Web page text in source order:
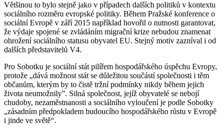
Většinou to bylo stejně jako v případech dalších politiků v kontextu
sociálního rozměru evropské politiky. Během Pražské konference o
sociální Evropě v září 2015 například hovořil o nutnosti garantovat,
že výdaje spojené se zvládáním migrační krize nebudou znamenat
ohrožení sociálního statusu obyvatel EU. Stejný motiv zazníval i od
dalších představitelů V4.
Pro Sobotku je sociální stát pilířem hospodářského úspěchu Evropy,
protože „dává možnost stát se důležitou součástí společnosti i těm
občanům, kterým by to čistě tržní podmínky nikdy během jejich
života neumožnily”. Silná společnost, jejíž obyvatelé se nebojí
chudoby, nezaměstnanosti a sociálního vyloučení je podle Sobotky
„zásadním předpokladem budoucího hospodářského růstu v Evropě
i jinde ve světě“.